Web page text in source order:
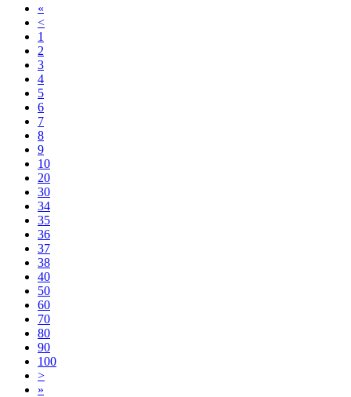
«
<
1
2
3
4
5
6
7
8
9
10
20
30
34
35
36
37
38
40
50
60
70
80
90
100
>
»